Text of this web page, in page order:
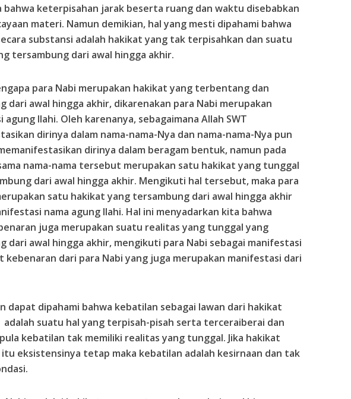
bahwa keterpisahan jarak beserta ruang dan waktu disebabkan
materi. Namun demikian, hal yang mesti dipahami bahwa
substansi adalah hakikat yang tak terpisahkan dan suatu
tersambung dari awal hingga akhir.
para Nabi merupakan hakikat yang terbentang dan
dari awal hingga akhir, dikarenakan para Nabi merupakan
agung Ilahi. Oleh karenanya, sebagaimana Allah SWT
dirinya dalam nama-nama-Nya dan nama-nama-Nya pun
dirinya dalam beragam bentuk, namun pada
nama-nama tersebut merupakan satu hakikat yang tunggal
dari awal hingga akhir. Mengikuti hal tersebut, maka para
satu hakikat yang tersambung dari awal hingga akhir
nama agung Ilahi. Hal ini menyadarkan kita bahwa
juga merupakan suatu realitas yang tunggal yang
dari awal hingga akhir, mengikuti para Nabi sebagai manifestasi
kebenaran dari para Nabi yang juga merupakan manifestasi dari
dapat dipahami bahwa kebatilan sebagai lawan dari hakikat
suatu hal yang terpisah-pisah serta terceraiberai dan
kebatilan tak memiliki realitas yang tunggal. Jika hakikat
eksistensinya tetap maka kebatilan adalah kesirnaan dan tak